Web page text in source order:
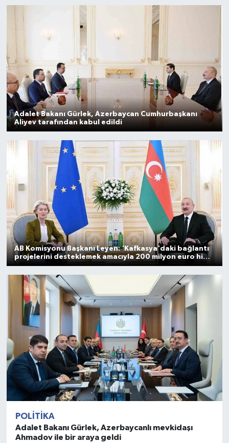
Adalet Bakanı Gürlek, Azerbaycan Cumhurbaşkanı
Aliyev tarafından kabul edildi
AB Komisyonu Başkanı Leyen: 'Kafkasya'daki bağlantı
projelerini desteklemek amacıyla 200 milyon euro hibe
sağlayacağız'
POLITIKA
Adalet Bakanı Gürlek, Azerbaycanlı mevkidaşı
Ahmadov ile bir araya geldi
Eğitim